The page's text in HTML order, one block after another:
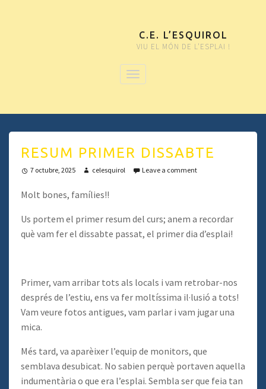
C.E. L’ESQUIROL
VIU EL MÓN DE L'ESPLAI !
RESUM PRIMER DISSABTE
7 octubre, 2025 celesquirol Leave a comment
Molt bones, famílies!!
Us portem el primer resum del curs; anem a recordar
què vam fer el dissabte passat, el primer dia d’esplai!
Primer, vam arribar tots als locals i vam retrobar-nos
després de l’estiu, ens va fer moltíssima il·lusió a tots!
Vam veure fotos antigues, vam parlar i vam jugar una
mica.
Més tard, va aparèixer l’equip de monitors, que
semblava desubicat. No sabien perquè portaven aquella
indumentària o que era l’esplai. Sembla ser que feia tan